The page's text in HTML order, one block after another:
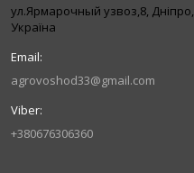
ул.Ярмарочный узвоз,8, Дніпро,
Україна
agrovoshod33@gmail.com
+380676306360